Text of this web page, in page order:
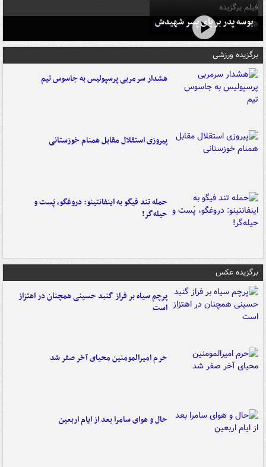
فیلم برگزیده
بوسه‌ پدر بر پای پسر شهیدش
برگزیده ورزشی
هشدار سرمربی پرسپولیس به جاسوس تیم
پیروزی استقلال مقابل همنام خوزستانی
حمله تند فیگو به اینفانتینو: دروغگو، پَست‌ و
حیله‌گر!
برگزیده عکس
پرچم سیاه بر فراز گنبد حسینی همچنان در اهتزاز
است
حرم امیرالمومنین محیای آخر صفر شد
حال و هوای سامرا بعد از ایام اربعین